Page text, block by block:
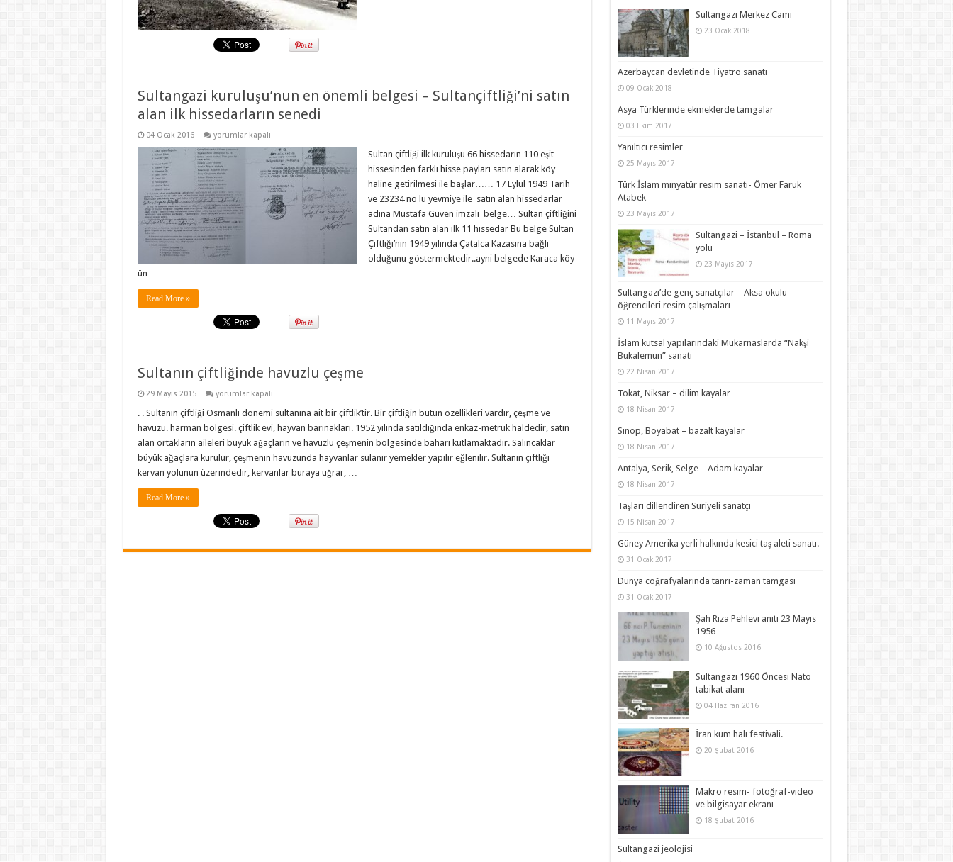
Sultangazi kuruluşu’nun en önemli belgesi – Sultançiftliği’ni satın
alan ilk hissedarların senedi
04 Ocak 2016
Sultangazi
en
önemli
belgesi
–
Sultançiftliği’ni
satın
alan
ilk
hissedarların
senedi
için
yorumlar kapalı
Sultan çiftliği ilk kuruluşu 66 hissedarın 110 eşit
hissesinden farklı hisse payları satın alarak köy
haline getirilmesi ile başlar…… 17 Eylül 1949 Tarih
ve 23234 no lu yevmiye ile satın alan hissedarlar
adına Mustafa Güven imzalı belge… Sultan çiftliğini
Sultandan satın alan ilk 11 hissedar Bu belge Sultan
Çiftliği’nin 1949 yılında Çatalca Kazasına bağlı
olduğunu göstermektedir..ayni belgede Karaca köy
ün …
Read More »
Sultanın çiftliğinde havuzlu çeşme
29 Mayıs 2015
Sultanın
havuzlu
için
yorumlar kapalı
. . Sultanın çiftliği Osmanlı dönemi sultanına ait bir çiftlik’tir. Bir çiftliğin bütün özellikleri vardır, çeşme ve
havuzu. harman bölgesi. çiftlik evi, hayvan barınakları. 1952 yılında satıldığında enkaz-metruk haldedir, satın
alan ortakların aileleri büyük ağaçların ve havuzlu çeşmenin bölgesinde baharı kutlamaktadır. Salıncaklar
büyük ağaçlara kurulur, çeşmenin havuzunda hayvanlar sulanır yemekler yapılır eğlenilir. Sultanın çiftliği
kervan yolunun üzerindedir, kervanlar buraya uğrar, …
Read More »
Sultangazi Merkez Cami
23 Ocak 2018
Azerbaycan devletinde Tiyatro sanatı
09 Ocak 2018
Asya Türklerinde ekmeklerde tamgalar
03 Ekim 2017
Yanıltıcı resimler
25 Mayıs 2017
Türk İslam minyatür resim sanatı- Ömer Faruk
Atabek
23 Mayıs 2017
Sultangazi – İstanbul – Roma
yolu
23 Mayıs 2017
Sultangazi’de genç sanatçılar – Aksa okulu
öğrencileri resim çalışmaları
11 Mayıs 2017
İslam kutsal yapılarındaki Mukarnaslarda “Nakşi
Bukalemun” sanatı
22 Nisan 2017
Tokat, Niksar – dilim kayalar
18 Nisan 2017
Sinop, Boyabat – bazalt kayalar
18 Nisan 2017
Antalya, Serik, Selge – Adam kayalar
18 Nisan 2017
Taşları dillendiren Suriyeli sanatçı
15 Nisan 2017
Güney Amerika yerli halkında kesici taş aleti sanatı.
31 Ocak 2017
Dünya coğrafyalarında tanrı-zaman tamgası
31 Ocak 2017
Şah Rıza Pehlevi anıtı 23 Mayıs
1956
10 Ağustos 2016
Sultangazi 1960 Öncesi Nato
tabikat alanı
04 Haziran 2016
İran kum halı festivali.
20 Şubat 2016
Makro resim- fotoğraf-video
ve bilgisayar ekranı
18 Şubat 2016
Sultangazi jeolojisi